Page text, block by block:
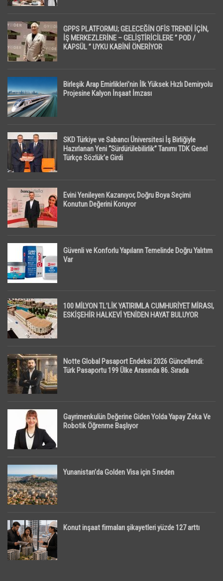
GPPS PLATFORMU; GELECEĞİN OFİS TRENDİ İÇİN,
İŞ MERKEZLERİNE – GELİŞTİRİCİLERE ” POD /
KAPSÜL ” UYKU KABİNİ ÖNERİYOR
Birleşik Arap Emirlikleri’nin İlk Yüksek Hızlı Demiryolu
Projesine Kalyon İnşaat İmzası
SKD Türkiye ve Sabancı Üniversitesi İş Birliğiyle
Hazırlanan Yeni “Sürdürülebilirlik” Tanımı TDK Genel
Türkçe Sözlük’e Girdi
Evini Yenileyen Kazanıyor, Doğru Boya Seçimi
Konutun Değerini Koruyor
Güvenli ve Konforlu Yapıların Temelinde Doğru Yalıtım
Var
100 MİLYON TL’LİK YATIRIMLA CUMHURİYET MİRASI,
ESKİŞEHİR HALKEVİ YENİDEN HAYAT BULUYOR
Notte Global Pasaport Endeksi 2026 Güncellendi:
Türk Pasaportu 199 Ülke Arasında 86. Sırada
Gayrimenkulün Değerine Giden Yolda Yapay Zeka Ve
Robotik Öğrenme Başlıyor
Yunanistan’da Golden Visa için 5 neden
Konut inşaat firmaları şikayetleri yüzde 127 arttı